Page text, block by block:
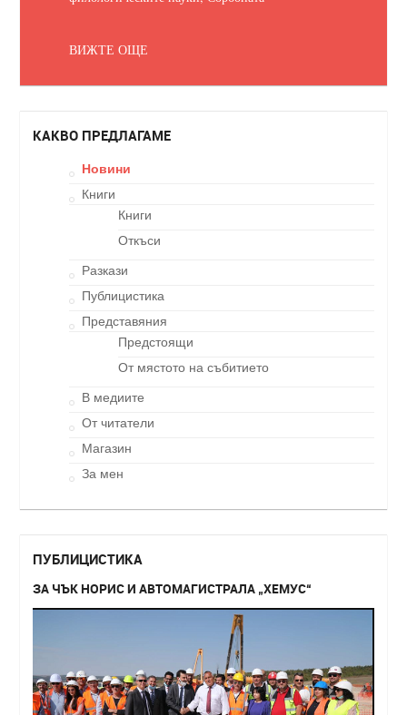
ВИЖТЕ ОЩЕ
КАКВО ПРЕДЛАГАМЕ
Новини
Книги
Книги
Откъси
Разкази
Публицистика
Представяния
Предстоящи
От мястото на събитието
В медиите
От читатели
Магазин
За мен
ПУБЛИЦИСТИКА
ЗА ЧЪК НОРИС И АВТОМАГИСТРАЛА „ХЕМУС“